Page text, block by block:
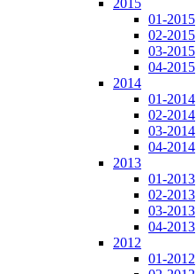
2015
01-2015
02-2015
03-2015
04-2015
2014
01-2014
02-2014
03-2014
04-2014
2013
01-2013
02-2013
03-2013
04-2013
2012
01-2012